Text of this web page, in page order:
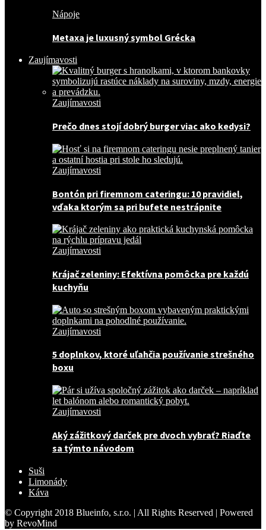
Nápoje
Metaxa je luxusný symbol Grécka
Zaujímavosti
Zaujímavosti
Prečo dnes stojí dobrý burger viac ako kedysi?
Zaujímavosti
Bontón pri firemnom cateringu: 10 pravidiel,
vďaka ktorým sa pri bufete nestrápnite
Zaujímavosti
Krájač zeleniny: Efektívna pomôcka pre každú
kuchyňu
Zaujímavosti
5 doplnkov, ktoré uľahčia používanie strešného
boxu
Zaujímavosti
Aký zážitkový darček pre dvoch vybrať? Riaďte
sa týmto návodom
Suši
Limonády
Káva
© Copyright 2018 Blueinfo, s.r.o. | All Rights Reserved | Powered
by RevoMind